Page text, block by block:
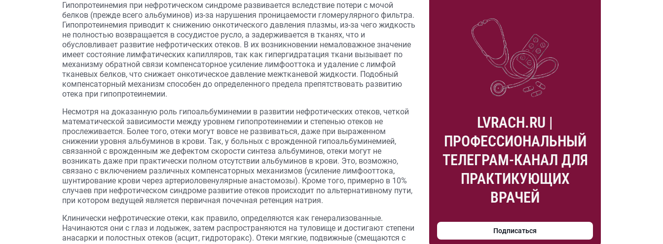
Гипопротеинемия при нефротическом синдроме развивается вследствие потери с мочой
белков (прежде всего альбуминов) из-за нарушения проницаемости гломерулярного фильтра.
Гипопротеинемия приводит к снижению онкотического давления плазмы, из-за чего жидкость
не полностью возвращается в сосудистое русло, а задерживается в тканях, что и
обусловливает развитие нефротических отеков. В их возникновении немаловажное значение
имеет состояние лимфатических капилляров, так как гипергидратация ткани вызывает по
механизму обратной связи компенсаторное усиление лимфооттока и удаление с лимфой
тканевых белков, что снижает онкотическое давление межтканевой жидкости. Подобный
компенсаторный механизм способен до определенного предела препятствовать развитию
отека при гипопротеинемии.
Несмотря на доказанную роль гипоальбуминемии в развитии нефротических отеков, четкой
математической зависимости между уровнем гипопротеинемии и степенью отеков не
прослеживается. Более того, отеки могут вовсе не развиваться, даже при выраженном
снижении уровня альбуминов в крови. Так, у больных с врожденной гипоальбуминемией,
связанной с врожденным же дефектом скорости синтеза альбуминов, отеки могут не
возникать даже при практически полном отсутствии альбуминов в крови. Это, возможно,
связано с включением различных компенсаторных механизмов (усиление лимфооттока,
шунтирование крови через артериоловенулярные анастомозы). Кроме того, примерно в 10%
случаев при нефротическом синдроме развитие отеков происходит по альтернативному пути,
при котором ведущей является первичная почечная ретенция натрия.
Клинически нефротические отеки, как правило, определяются как генерализованные.
Начинаются они с глаз и лодыжек, затем распространяются на туловище и достигают степени
анасарки и полостных отеков (асцит, гидроторакс). Отеки мягкие, подвижные (смещаются с
LVRACH.RU |
ПРОФЕССИОНАЛЬНЫЙ
ТЕЛЕГРАМ-КАНАЛ ДЛЯ
ПРАКТИКУЮЩИХ
ВРАЧЕЙ
Подписаться